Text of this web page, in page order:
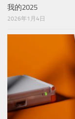
我的2025
2026年1月4日